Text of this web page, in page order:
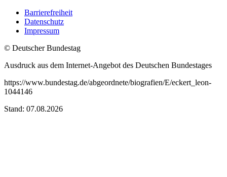
Barrierefreiheit
Datenschutz
Impressum
© Deutscher Bundestag
Ausdruck aus dem Internet-Angebot des Deutschen Bundestages
https://www.bundestag.de/abgeordnete/biografien/E/eckert_leon-
1044146
Stand: 07.08.2026